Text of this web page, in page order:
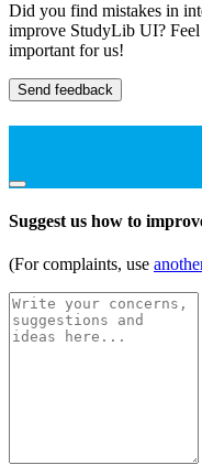
Did you find mistakes in
improve StudyLib UI? Feel
important for us!
Send feedback
Suggest us how to
(For complaints, use